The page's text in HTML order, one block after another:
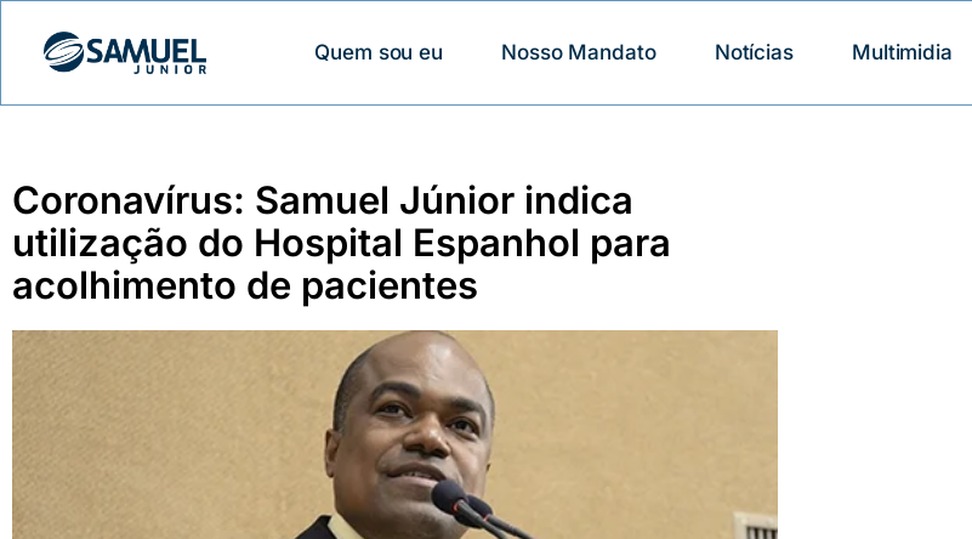
Quem sou eu Nosso Mandato Notícias Multimidia
Coronavírus: Samuel Júnior indica
utilização do Hospital Espanhol para
acolhimento de pacientes